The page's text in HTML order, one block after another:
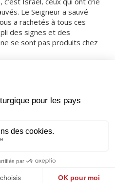
Le Seigneur a sauvé
a rachetés à tous ces
des signes et des
se sont pas produits chez
car tu m'as exaucé :
yeux et nous fortifie dans